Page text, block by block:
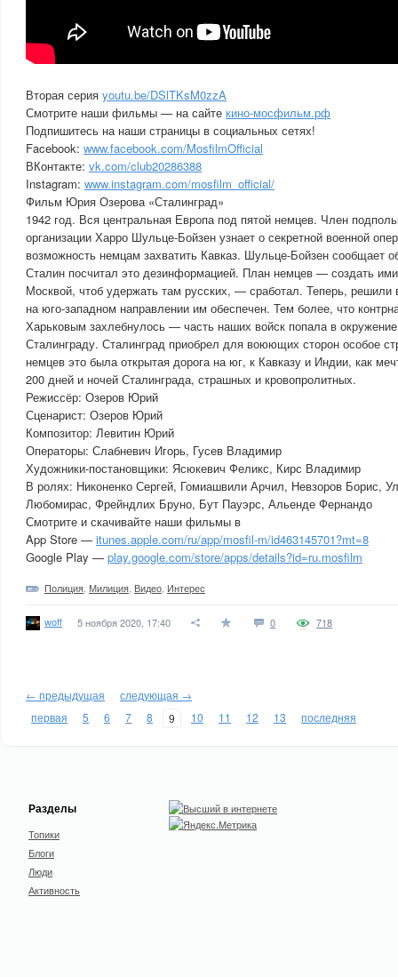
Вторая серия youtu.be/DSlTKsM0zzA
Смотрите наши фильмы — на сайте кино-мосфильм.рф
Подпишитесь на наши страницы в социальных сетях!
Facebook: www.facebook.com/MosfilmOfficial
ВКонтакте: vk.com/club20286388
Instagram: www.instagram.com/mosfilm_official/
Фильм Юрия Озерова «Сталинград»
1942 год. Вся центральная Европа под пятой немцев. Член
организации Харро Шульце-Бойзен узнает о секретной военной
возможность немцам захватить Кавказ. Шульце-Бойзен сообщает
Сталин посчитал это дезинформацией. План немцев — создать
Москвой, чтоб удержать там русских, — сработал. Теперь,
на юго-западном направлении им обеспечен. Тем более, что
Харьковым захлебнулось — часть наших войск попала в
Сталинграду. Сталинград приобрел для воюющих сторон особое
немцев это была открытая дорога на юг, к Кавказу и Индии, как
200 дней и ночей Сталинграда, страшных и кровопролитных.
Режиссёр: Озеров Юрий
Сценарист: Озеров Юрий
Композитор: Левитин Юрий
Операторы: Слабневич Игорь, Гусев Владимир
Художники-постановщики: Ясюкевич Феликс, Кирс Владимир
В ролях: Никоненко Сергей, Гомиашвили Арчил, Невзоров Борис,
Любомирас, Фрейндлих Бруно, Бут Пауэрс, Альенде Фернандо
Смотрите и скачивайте наши фильмы в
App Store — itunes.apple.com/ru/app/mosfil-m/id463145701?mt=8
Google Play — play.google.com/store/apps/details?id=ru.mosfilm
Полиция Милиция Видео Интерес
woff 5 ноября 2020, 17:40 0 718
← предыдущая
следующая →
первая
5 6 7 8 9 10 11 12 13 последняя
Разделы
Топики
Блоги
Люди
Активность